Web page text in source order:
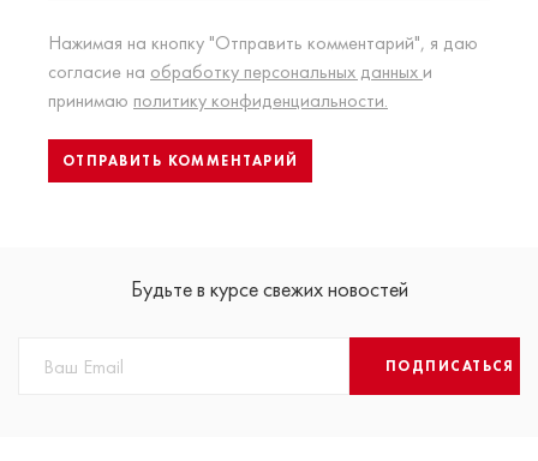
Нажимая на кнопку "Отправить комментарий", я даю
согласие на обработку персональных данных и
принимаю политику конфиденциальности.
Будьте в курсе свежих новостей
ПОДПИСАТЬСЯ